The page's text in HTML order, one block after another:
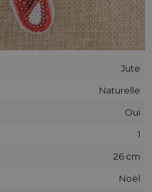
Jute
Naturelle
Oui
1
26 cm
Noël